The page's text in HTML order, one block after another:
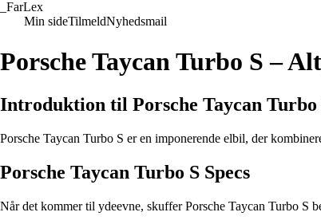
FarLex
Min sideTilmeldNyhedsmail
Porsche Taycan Turbo S –
Introduktion til Porsche Taycan Turbo
Porsche Taycan Turbo S er en imponerende elbil, der
Porsche Taycan Turbo S Specs
Når det kommer til ydeevne, skuffer Porsche Taycan Turbo S